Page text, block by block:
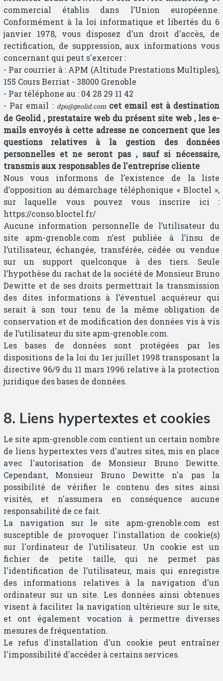
commercial établis dans l’Union européenne.
Conformément à la loi informatique et libertés du 6
janvier 1978, vous disposez d'un droit d'accès, de
rectification, de suppression, aux informations vous
concernant qui peut s'exercer :
- Par courrier à : APM (Altitude Prestations Multiples),
155 Cours Berriat - 38000 Grenoble
- Par téléphone au : 04 28 29 11 42
- Par email : moc.diloeg@opd cet email est à destination
de Geolid , prestataire web du présent site web , les e-
mails envoyés à cette adresse ne concernent que les
questions relatives à la gestion des données
personnelles et ne seront pas , sauf si nécessaire,
transmis aux responsables de l'entreprise cliente
Nous vous informons de l’existence de la liste
d’opposition au démarchage téléphonique « Bloctel »,
sur laquelle vous pouvez vous inscrire ici :
https://conso.bloctel.fr/
Aucune information personnelle de l’utilisateur du
site apm-grenoble.com n’est publiée à l’insu de
l’utilisateur, échangée, transférée, cédée ou vendue
sur un support quelconque à des tiers. Seule
l’hypothèse du rachat de la société de Monsieur Bruno
Dewitte et de ses droits permettrait la transmission
des dites informations à l’éventuel acquéreur qui
serait à son tour tenu de la même obligation de
conservation et de modification des données vis à vis
de l’utilisateur du site apm-grenoble.com.
Les bases de données sont protégées par les
dispositions de la loi du 1er juillet 1998 transposant la
directive 96/9 du 11 mars 1996 relative à la protection
juridique des bases de données.
8. Liens hypertextes et cookies
Le site apm-grenoble.com contient un certain nombre
de liens hypertextes vers d'autres sites, mis en place
avec l'autorisation de Monsieur Bruno Dewitte.
Cependant, Monsieur Bruno Dewitte n'a pas la
possibilité de vérifier le contenu des sites ainsi
visités, et n'assumera en conséquence aucune
responsabilité de ce fait.
La navigation sur le site apm-grenoble.com est
susceptible de provoquer l'installation de cookie(s)
sur l'ordinateur de l'utilisateur. Un cookie est un
fichier de petite taille, qui ne permet pas
l'identification de l'utilisateur, mais qui enregistre
des informations relatives à la navigation d'un
ordinateur sur un site. Les données ainsi obtenues
visent à faciliter la navigation ultérieure sur le site,
et ont également vocation à permettre diverses
mesures de fréquentation.
Le refus d'installation d'un cookie peut entraîner
l'impossibilité d'accéder à certains services.